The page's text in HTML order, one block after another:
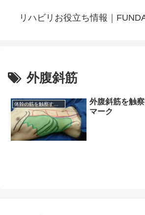
リハビリお役立ち情報｜
外腹斜筋
体幹の筋を触察するためのランドマーク
外腹斜筋を触
マーク